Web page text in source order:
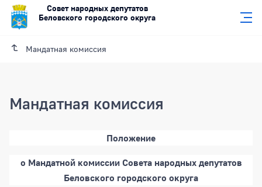
Совет народных депутатов
Беловского городского округа
Мандатная комиссия
Мандатная комиссия
Мандатная комиссия
Положение
о Мандатной комиссии Совета народных депутатов
Беловского городского округа